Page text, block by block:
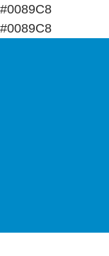
#0089C8
#0089C8